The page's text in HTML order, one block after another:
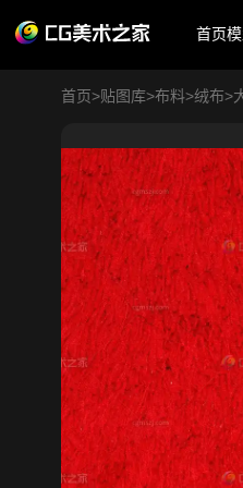
首页
首页>贴图库>布料>绒布>